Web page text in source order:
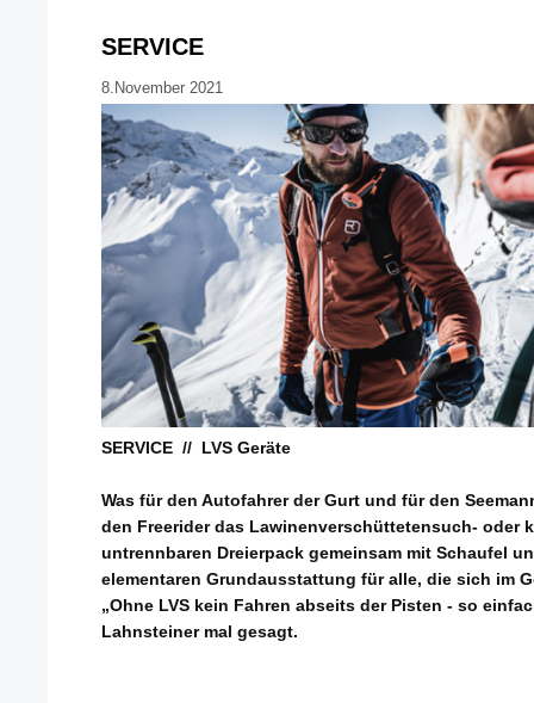
SERVICE
8.November 2021
SERVICE // LVS Geräte
Was für den Autofahrer der Gurt und für den
den Freerider das Lawinenverschüttetensuch- oder
untrennbaren Dreierpack gemeinsam mit Schaufel
elementaren Grundausstattung für alle, die sich im
„Ohne LVS kein Fahren abseits der Pisten - so
Lahnsteiner mal gesagt.